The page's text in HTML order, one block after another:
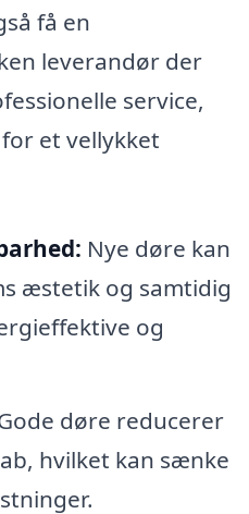
få en
leverandør der
service,
et vellykket
Nye døre kan
æstetik og samtidig
og
døre reducerer
hvilket kan sænke